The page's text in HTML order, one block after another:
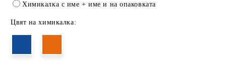
Химикалка с име + име и на опаковката
Цвят на химикалка: